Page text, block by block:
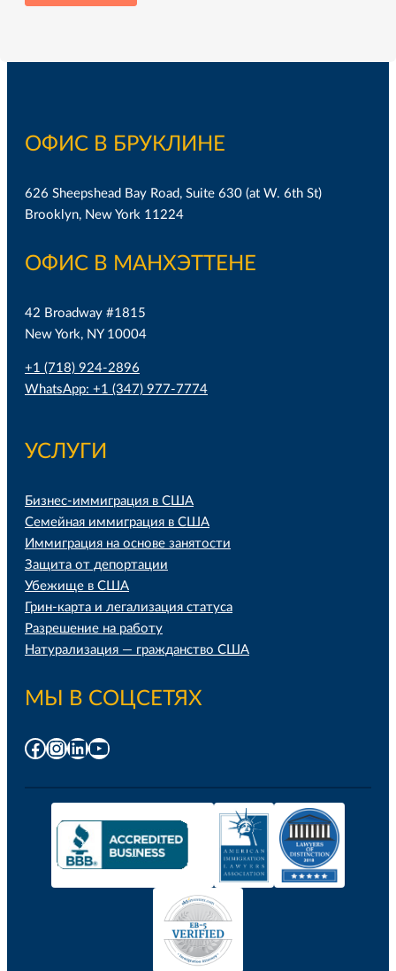
ОФИС В БРУКЛИНЕ
626 Sheepshead Bay Road, Suite 630 (at W. 6th St)
Brooklyn, New York 11224
ОФИС В МАНХЭТТЕНЕ
42 Broadway #1815
New York, NY 10004
+1 (718) 924-2896
WhatsApp: +1 (347) 977-7774
УСЛУГИ
Бизнес-иммиграция в США
Семейная иммиграция в США
Иммиграция на основе занятости
Защита от депортации
Убежище в США
Грин-карта и легализация статуса
Разрешение на работу
Натурализация — гражданство США
МЫ В СОЦСЕТЯХ
Facebook
Instagram
LinkedIn
YouTube